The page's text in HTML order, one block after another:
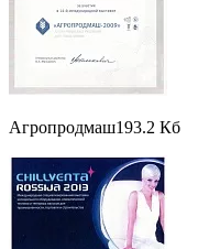
Агропродмаш193.2 Кб